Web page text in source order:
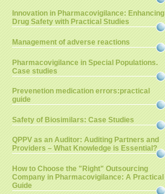
Innovation in Pharmacovigilance: Enhancing
Drug Safety with Practical Studies
Management of adverse reactions
Pharmacovigilance in Special Populations.
Case studies
Prevenetion medication errors:practical
guide
Safety of Biosimilars: Case Studies
QPPV as an Auditor: Auditing Partners and
Providers – What Knowledge is Essential?
How to Choose the "Right" Outsourcing
Company in Pharmacovigilance: A Practical
Guide